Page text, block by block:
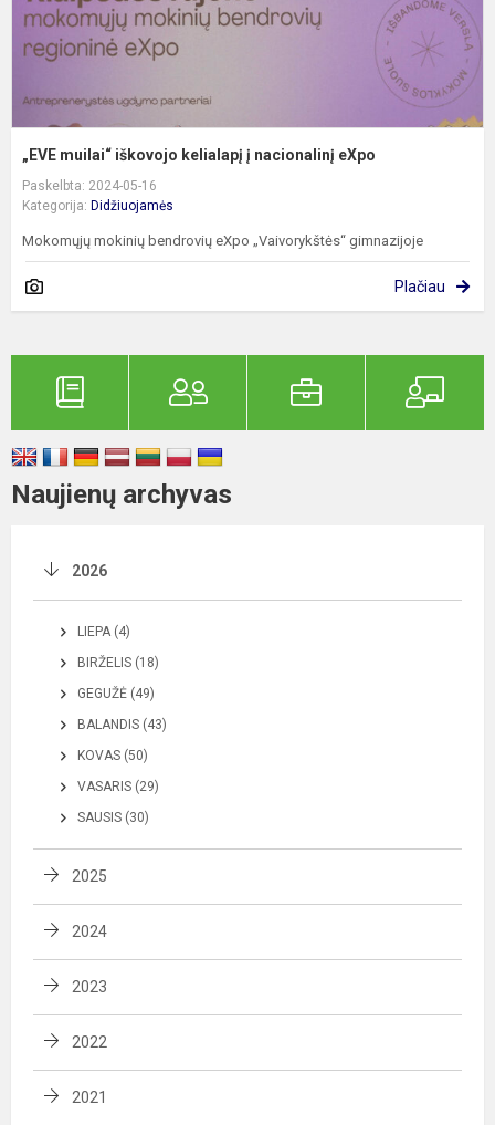
„EVE muilai“ iškovojo kelialapį į nacionalinį eXpo
Paskelbta: 2024-05-16
Kategorija: Didžiuojamės
Mokomųjų mokinių bendrovių eXpo „Vaivorykštės“ gimnazijoje
Plačiau
Naujienų archyvas
2026
LIEPA (4)
BIRŽELIS (18)
GEGUŽĖ (49)
BALANDIS (43)
KOVAS (50)
VASARIS (29)
SAUSIS (30)
2025
2024
2023
2022
2021